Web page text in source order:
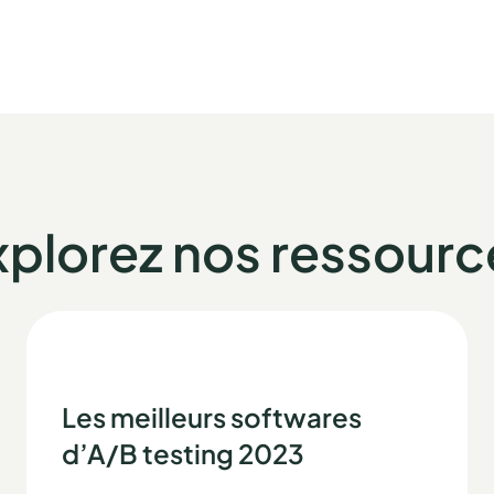
nos
Les meilleurs softwares
d’A/B testing 2023